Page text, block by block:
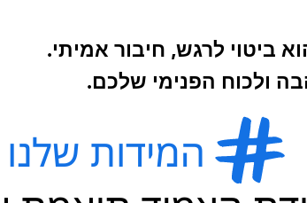
ולכוח הפנימי שלכם.